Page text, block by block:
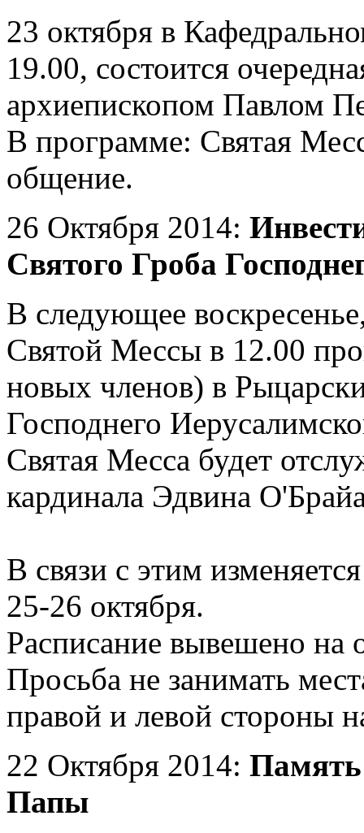
23 октября в
19.00, состоится
архиепископом Павлом
В программе: Святая
общение.
26 Октября 2014:
Святого Гроба
В следующее
Святой Мессы в 12.00
новых членов) в
Господнего
Святая Месса будет
кардинала Эдвина
В связи с этим
25-26 октября.
Расписание вывешено на
Просьба не занимать
правой и левой стороны
22 Октября 2014:
Папы